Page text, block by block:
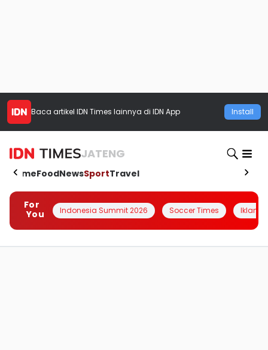
Baca artikel IDN Times lainnya di IDN App Install
JATENG
HomeFoodNewsSportTravel
For
You
Indonesia Summit 2026 Soccer Times Iklanin